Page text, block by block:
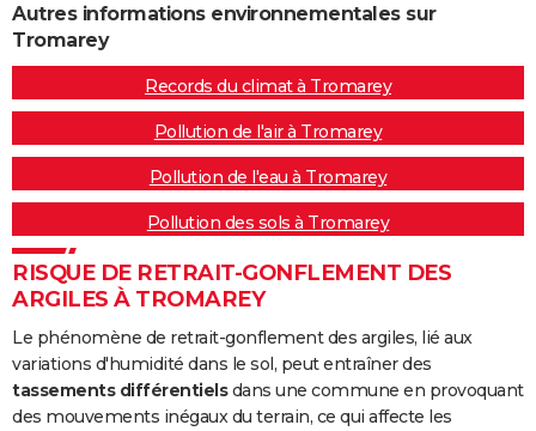
Autres informations environnementales sur
Tromarey
Records du climat à Tromarey
Pollution de l'air à Tromarey
Pollution de l'eau à Tromarey
Pollution des sols à Tromarey
RISQUE DE RETRAIT-GONFLEMENT DES
ARGILES À TROMAREY
Le phénomène de retrait-gonflement des argiles, lié aux
variations d'humidité dans le sol, peut entraîner des
tassements différentielsdans une commune en provoquant
des mouvements inégaux du terrain, ce qui affecte les